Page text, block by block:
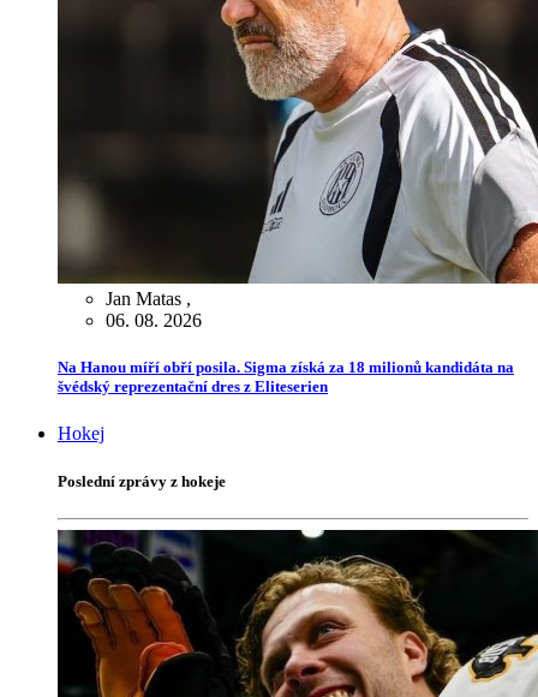
Jan Matas ,
06. 08. 2026
Na Hanou míří obří posila. Sigma získá za 18 milionů kandidáta na
švédský reprezentační dres z Eliteserien
Hokej
Poslední zprávy z hokeje